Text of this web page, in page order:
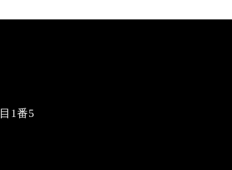
1番5